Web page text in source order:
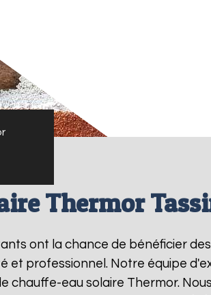
Thermor
ont la chance de bénéficier
et professionnel. Notre équipe
chauffe-eau solaire Thermor.